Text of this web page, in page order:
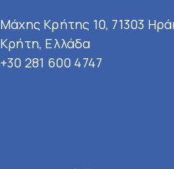
Μάχης Κρήτης 10, 71303
Κρήτη, Ελλάδα
+30 281 600 4747